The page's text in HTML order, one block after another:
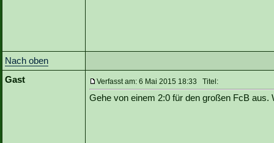
Nach oben
Gast
Verfasst am: 6 Mai 2015 18:33 Titel:
Gehe von einem 2:0 für den großen FcB